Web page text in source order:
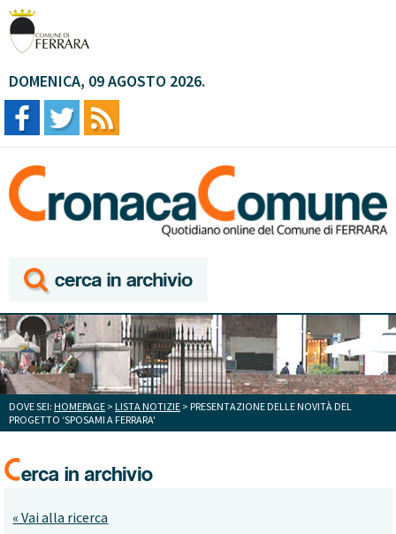
DOMENICA, 09 AGOSTO 2026.
DOVE SEI: HOMEPAGE > LISTA NOTIZIE > PRESENTAZIONE DELLE NOVITÀ DEL
PROGETTO ‘SPOSAMI A FERRARA'
« Vai alla ricerca